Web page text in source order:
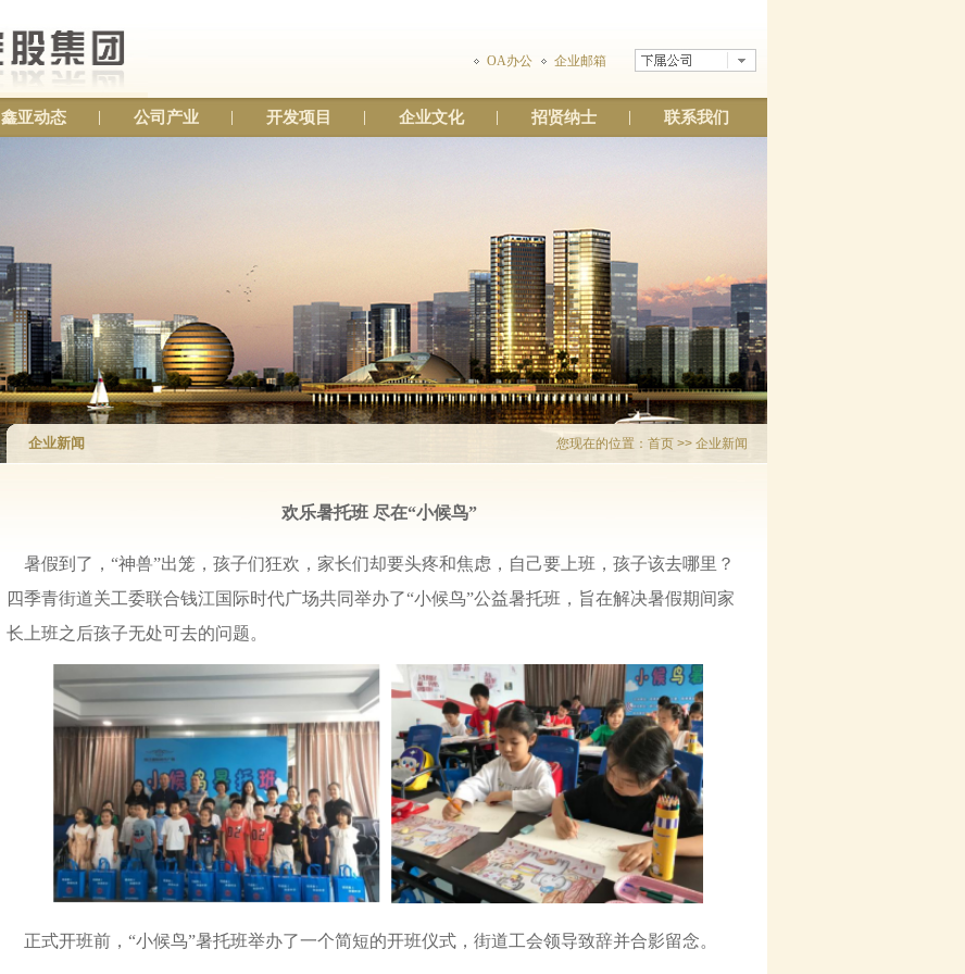
OA办公 企业邮箱
鑫亚动态 公司产业 开发项目 企业文化 招贤纳士 联系我们
您现在的位置： 首页 >> 企业新闻
企业新闻
欢乐暑托班 尽在“小候鸟”
暑假到了，“神兽”出笼，孩子们狂欢，家长们却要头疼和焦虑，自己要上班，孩子该去哪里？
四季青街道关工委联合钱江国际时代广场共同举办了“小候鸟”公益暑托班，旨在解决暑假期间家
长上班之后孩子无处可去的问题。
正式开班前，“小候鸟”暑托班举办了一个简短的开班仪式，街道工会领导致辞并合影留念。